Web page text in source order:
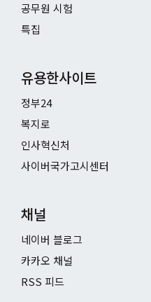
공무원 시험
특집
유용한사이트
정부24
복지로
인사혁신처
사이버국가고시센터
채널
네이버 블로그
카카오 채널
RSS 피드